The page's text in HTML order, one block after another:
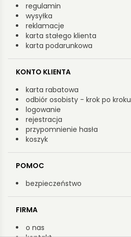
regulamin
wysyłka
reklamacje
karta stałego klienta
karta podarunkowa
KONTO KLIENTA
karta rabatowa
odbiór osobisty - krok po kroku
logowanie
rejestracja
przypomnienie hasła
koszyk
POMOC
bezpieczeństwo
FIRMA
o nas